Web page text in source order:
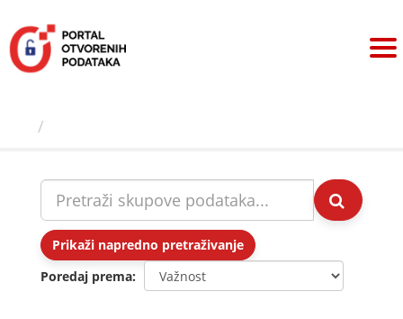
sadržaj
Prikaži napredno pretraživanje
Poredaj prema